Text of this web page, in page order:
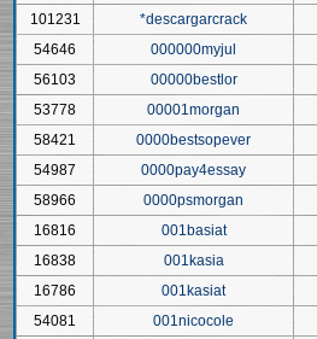
101231
*descargarcrack
54646
000000myjul
56103
00000bestlor
53778
00001morgan
58421
0000bestsopever
54987
0000pay4essay
58966
0000psmorgan
16816
001basiat
16838
001kasia
16786
001kasiat
54081
001nicocole